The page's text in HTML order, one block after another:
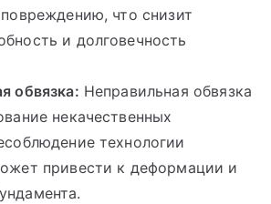
что снизит
и долговечность
обвязка: Неправильная обвязка
некачественных
технологии
привести к деформации и